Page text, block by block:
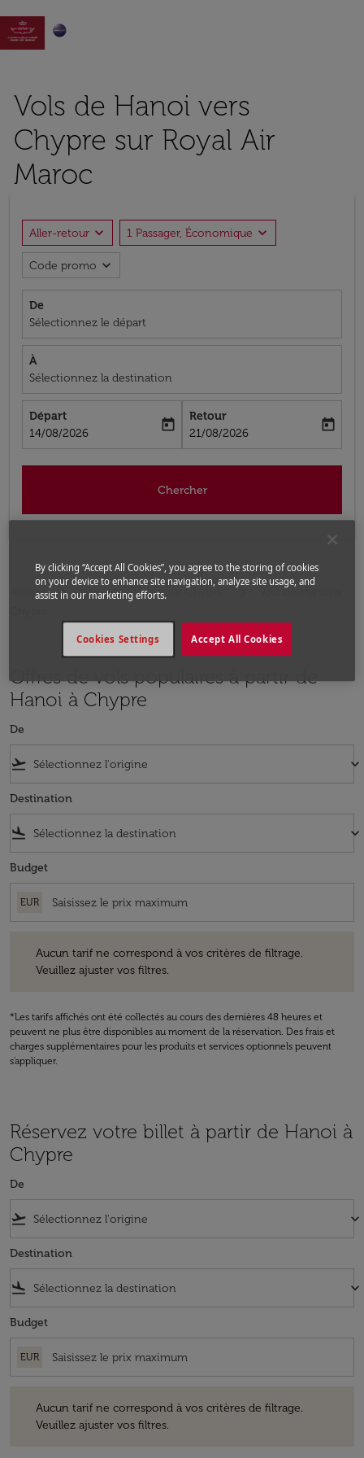

Vols de Hanoi vers
Chypre sur Royal Air
Maroc
Aller-retour expand_more 1 Passager, Économique expand_more
Code promo expand_more
De
Sélectionnez le départ
À
Sélectionnez la destination
Départ
fc-booking-departure-date-aria-label
14/08/2026
today
Retour
fc-booking-return-date-aria-label
21/08/2026
today
Chercher
Accueil Vols Vols pour Chypre
Vols de Hanoi a
Offres de vols populaires à partir de
Hanoi à Chypre
De
flight_takeoff keyboard_arrow_down
Destination
flight_land keyboard_arrow_down
Budget
EUR
Aucun tarif ne correspond à vos critères de filtrage.
Veuillez ajuster vos filtres.
*Les tarifs affichés ont été collectés au cours des dernières 48 heures et
peuvent ne plus être disponibles au moment de la réservation. Des frais et
charges supplémentaires pour les produits et services optionnels peuvent
s'appliquer.
Réservez votre billet à partir de Hanoi à
Chypre
De
flight_takeoff keyboard_arrow_down
Destination
flight_land keyboard_arrow_down
Budget
EUR
Aucun tarif ne correspond à vos critères de filtrage.
Veuillez ajuster vos filtres.
By clicking “Accept All Cookies”, you agree to the storing of cookies
on your device to enhance site navigation, analyze site usage, and
assist in our marketing efforts.
Accept All Cookies
Cookies Settings